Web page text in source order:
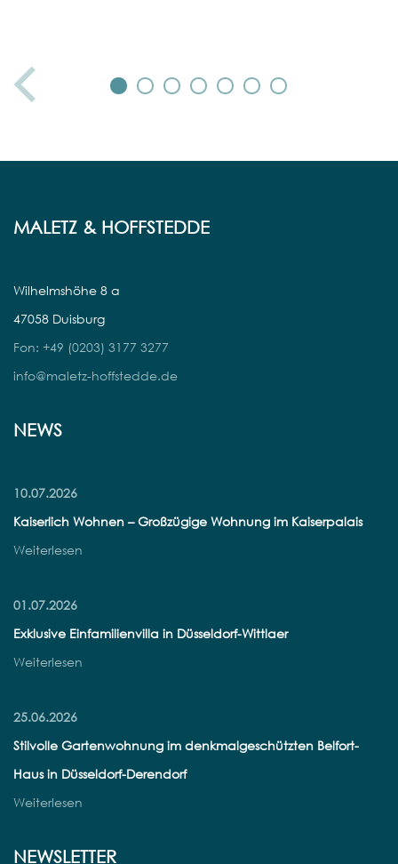
MALETZ & HOFFSTEDDE
Wilhelmshöhe 8 a
47058 Duisburg
Fon: +49 (0203) 3177 3277
info@maletz-hoffstedde.de
NEWS
10.07.2026
Kaiserlich Wohnen – Großzügige Wohnung im Kaiserpalais
Weiterlesen
01.07.2026
Exklusive Einfamilienvilla in Düsseldorf-Wittlaer
Weiterlesen
25.06.2026
Stilvolle Gartenwohnung im denkmalgeschützten Belfort-
Haus in Düsseldorf-Derendorf
Weiterlesen
NEWSLETTER